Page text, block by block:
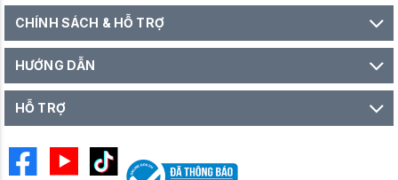
CHÍNH SÁCH & HỖ TRỢ
HƯỚNG DẪN
HỖ TRỢ